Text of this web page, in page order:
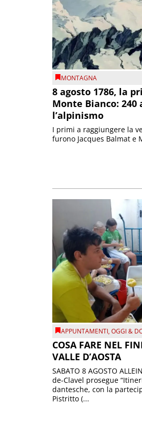
MONTAGNA
8 agosto 1786, la
Monte Bianco: 240
l’alpinismo
I primi a raggiungere la
furono Jacques Balmat e
APPUNTAMENTI,OGGI &
COSA FARE NEL
VALLE D’AOSTA
SABATO 8 AGOSTO
de-Clavel prosegue
dantesche, con la
Pistritto (...